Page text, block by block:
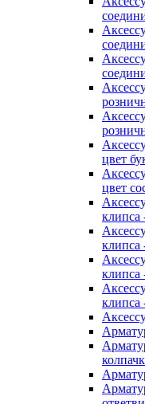
цвет
цвет
клипса
клипса
клипса
клипса